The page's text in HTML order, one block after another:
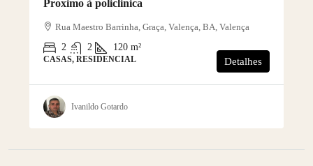
Proximo à policlinica
Rua Maestro Barrinha, Graça, Valença, BA, Valença
2
2 120 m²
CASAS, RESIDENCIAL Detalhes
Ivanildo Gotardo